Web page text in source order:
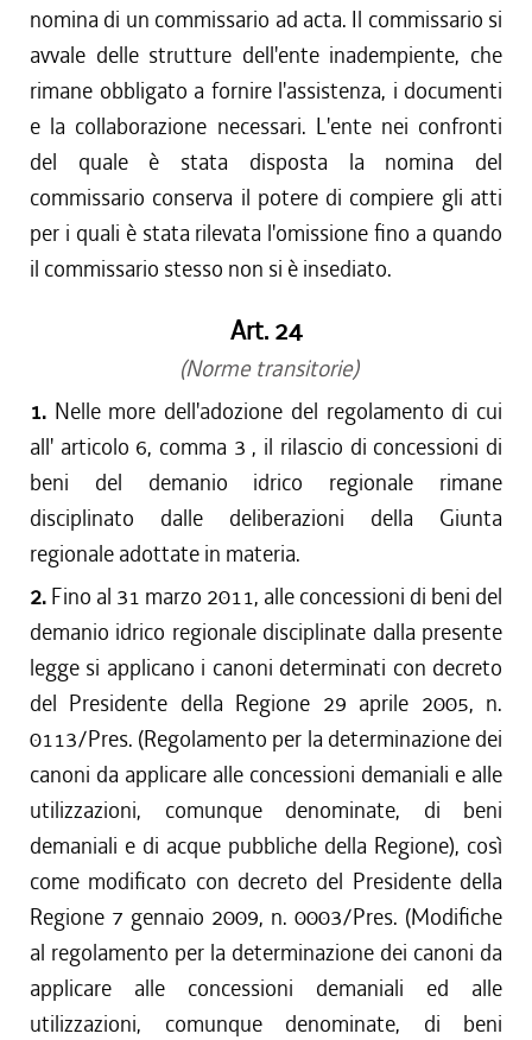
nomina di un commissario ad acta. Il commissario si
avvale delle strutture dell'ente inadempiente, che
rimane obbligato a fornire l'assistenza, i documenti
e la collaborazione necessari. L'ente nei confronti
del quale è stata disposta la nomina del
commissario conserva il potere di compiere gli atti
per i quali è stata rilevata l'omissione fino a quando
il commissario stesso non si è insediato.
Art. 24
(Norme transitorie)
1. Nelle more dell'adozione del regolamento di cui
all' articolo 6, comma 3 , il rilascio di concessioni di
beni del demanio idrico regionale rimane
disciplinato dalle deliberazioni della Giunta
regionale adottate in materia.
2. Fino al 31 marzo 2011, alle concessioni di beni del
demanio idrico regionale disciplinate dalla presente
legge si applicano i canoni determinati con decreto
del Presidente della Regione 29 aprile 2005, n.
0113/Pres. (Regolamento per la determinazione dei
canoni da applicare alle concessioni demaniali e alle
utilizzazioni, comunque denominate, di beni
demaniali e di acque pubbliche della Regione), così
come modificato con decreto del Presidente della
Regione 7 gennaio 2009, n. 0003/Pres. (Modifiche
al regolamento per la determinazione dei canoni da
applicare alle concessioni demaniali ed alle
utilizzazioni, comunque denominate, di beni